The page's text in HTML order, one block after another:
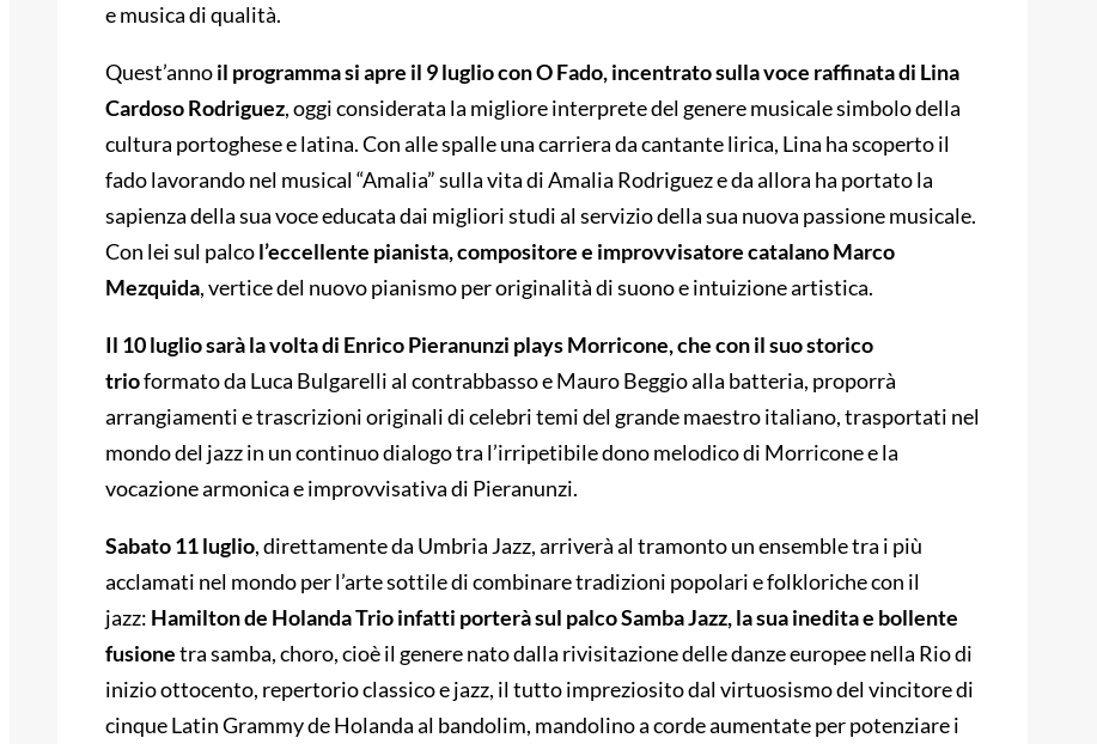
e musica di qualità.
Quest’annoil programma si apre il 9 luglio con O Fado, incentrato sulla voce raffinata di Lina
Cardoso Rodriguez, oggi considerata la migliore interprete del genere musicale simbolo della
cultura portoghese e latina. Con alle spalle una carriera da cantante lirica, Lina ha scoperto il
fado lavorando nel musical “Amalia” sulla vita di Amalia Rodriguez e da allora ha portato la
sapienza della sua voce educata dai migliori studi al servizio della sua nuova passione musicale.
Con lei sul palcol’eccellente pianista, compositore e improvvisatore catalano Marco
Mezquida, vertice del nuovo pianismo per originalità di suono e intuizione artistica.
Il 10 luglio sarà la volta di Enrico Pieranunzi plays Morricone, che con il suo storico
trioformato da Luca Bulgarelli al contrabbasso e Mauro Beggio alla batteria, proporrà
arrangiamenti e trascrizioni originali di celebri temi del grande maestro italiano, trasportati nel
mondo del jazz in un continuo dialogo tra l’irripetibile dono melodico di Morricone e la
vocazione armonica e improvvisativa di Pieranunzi.
Sabato 11 luglio, direttamente da Umbria Jazz, arriverà al tramonto un ensemble tra i più
acclamati nel mondo per l’arte sottile di combinare tradizioni popolari e folkloriche con il
jazz: Hamilton de Holanda Trioinfatti porterà sul palco Samba Jazz, la sua inedita e bollente
fusionetra samba, choro, cioè il genere nato dalla rivisitazione delle danze europee nella Rio di
inizio ottocento, repertorio classico e jazz, il tutto impreziosito dal virtuosismo del vincitore di
cinque Latin Grammy de Holanda al bandolim, mandolino a corde aumentate per potenziare i